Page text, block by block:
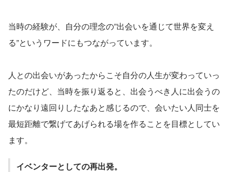
当時の経験が、自分の理念の”出会いを通じて世界を変え
る”というワードにもつながっています。
人との出会いがあったからこそ自分の人生が変わっていっ
たのだけど、当時を振り返ると、出会うべき人に出会うの
にかなり遠回りしたなあと感じるので、会いたい人同士を
最短距離で繋げてあげられる場を作ることを目標としてい
ます。
イベンターとしての再出発。